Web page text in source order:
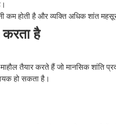
होती है और व्यक्ति अधिक शांत
करता है
तैयार करते हैं जो मानसिक शांति
हो सकता है।